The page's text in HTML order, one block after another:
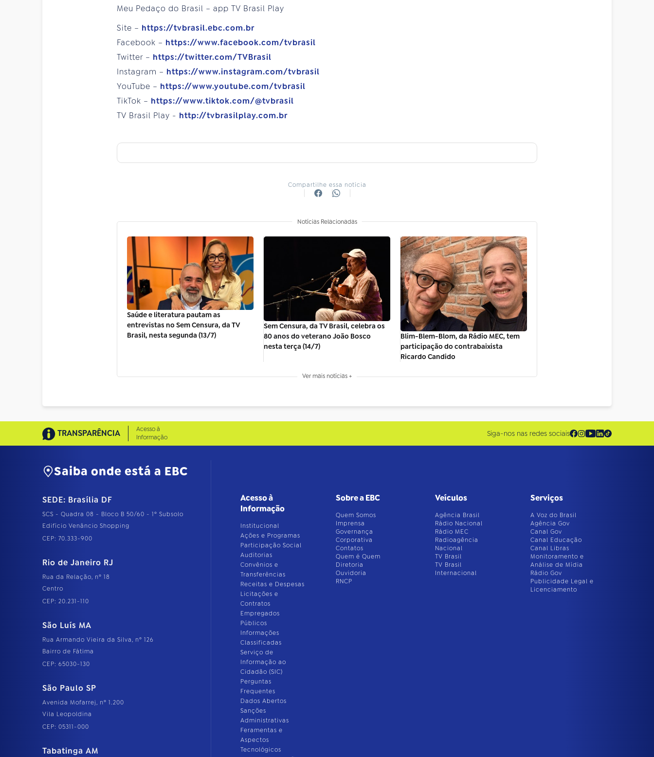
Meu Pedaço do Brasil – app TV Brasil Play
Site – https://tvbrasil.ebc.com.br
Facebook – https://www.facebook.com/tvbrasil
Twitter – https://twitter.com/TVBrasil
Instagram – https://www.instagram.com/tvbrasil
YouTube – https://www.youtube.com/tvbrasil
TikTok – https://www.tiktok.com/@tvbrasil
TV Brasil Play - http://tvbrasilplay.com.br
Compartilhe essa notícia
Notícias Relacionadas
Saúde e literatura pautam as
entrevistas no Sem Censura, da TV
Brasil, nesta segunda (13/7)
Sem Censura, da TV Brasil, celebra os
80 anos do veterano João Bosco
nesta terça (14/7)
Blim-Blem-Blom, da Rádio MEC, tem
participação do contrabaixista
Ricardo Candido
Ver mais notícias +
TRANSPARÊNCIA
Acesso à
Informação
Siga-nos nas redes sociais
Saiba onde está a EBC
SEDE: Brasília DF
SCS - Quadra 08 - Bloco B 50/60 - 1º Subsolo
Edifício Venâncio Shopping
CEP: 70.333-900
Rio de Janeiro RJ
Rua da Relação, nº 18
Centro
CEP: 20.231-110
São Luís MA
Rua Armando Vieira da Silva, nº 126
Bairro de Fátima
CEP: 65030-130
São Paulo SP
Avenida Mofarrej, nº 1.200
Vila Leopoldina
CEP: 05311-000
Tabatinga AM
Acesso à
Informação
Institucional
Ações e Programas
Participação Social
Auditorias
Convênios e
Transferências
Receitas e Despesas
Licitações e
Contratos
Empregados
Públicos
Informações
Classificadas
Serviço de
Informação ao
Cidadão (SIC)
Perguntas
Frequentes
Dados Abertos
Sanções
Administrativas
Feramentas e
Aspectos
Tecnológicos
Sobre a EBC
Quem Somos
Imprensa
Governança
Corporativa
Contatos
Quem é Quem
Diretoria
Ouvidoria
RNCP
Veículos
Agência Brasil
Rádio Nacional
Rádio MEC
Radioagência
Nacional
TV Brasil
TV Brasil
Internacional
Serviços
A Voz do Brasil
Agência Gov
Canal Gov
Canal Educação
Canal Libras
Monitoramento e
Análise de Mídia
Rádio Gov
Publicidade Legal e
Licenciamento